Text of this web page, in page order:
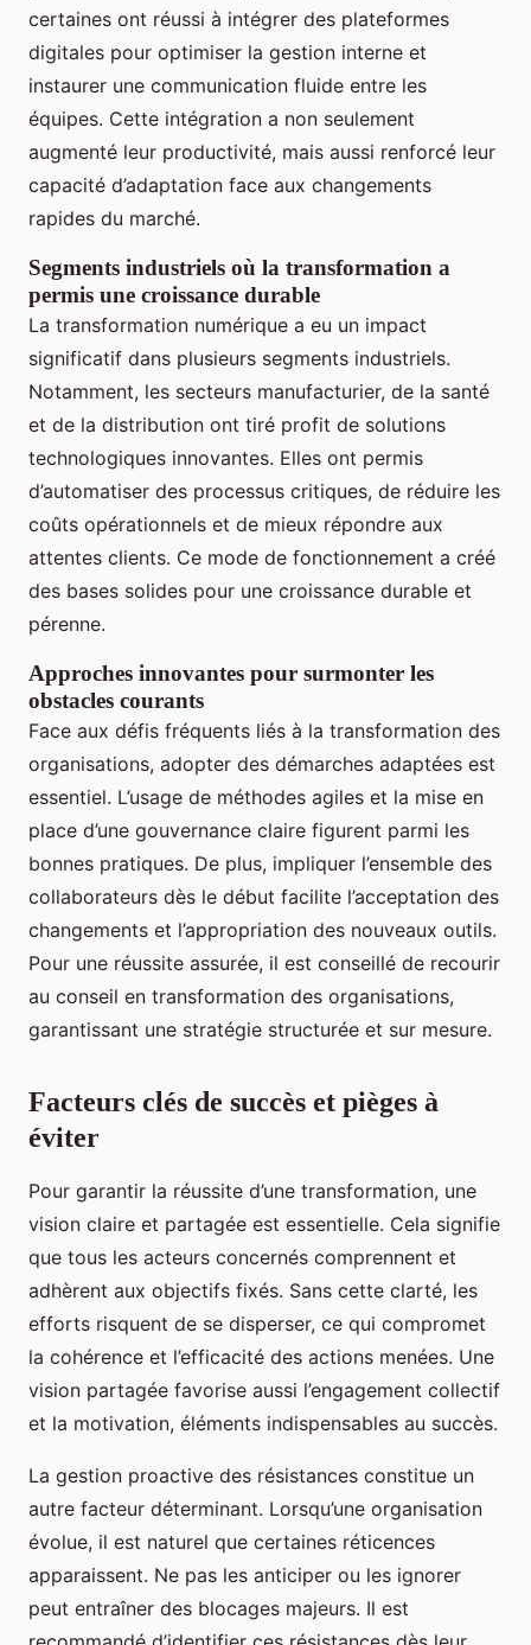
certaines ont réussi à intégrer des plateformes
digitales pour optimiser la gestion interne et
instaurer une communication fluide entre les
équipes. Cette intégration a non seulement
augmenté leur productivité, mais aussi renforcé leur
capacité d’adaptation face aux changements
rapides du marché.
Segments industriels où la transformation a
permis une croissance durable
La transformation numérique a eu un impact
significatif dans plusieurs segments industriels.
Notamment, les secteurs manufacturier, de la santé
et de la distribution ont tiré profit de solutions
technologiques innovantes. Elles ont permis
d’automatiser des processus critiques, de réduire les
coûts opérationnels et de mieux répondre aux
attentes clients. Ce mode de fonctionnement a créé
des bases solides pour une croissance durable et
pérenne.
Approches innovantes pour surmonter les
obstacles courants
Face aux défis fréquents liés à la transformation des
organisations, adopter des démarches adaptées est
essentiel. L’usage de méthodes agiles et la mise en
place d’une gouvernance claire figurent parmi les
bonnes pratiques. De plus, impliquer l’ensemble des
collaborateurs dès le début facilite l’acceptation des
changements et l’appropriation des nouveaux outils.
Pour une réussite assurée, il est conseillé de recourir
au conseil en transformation des organisations,
garantissant une stratégie structurée et sur mesure.
Facteurs clés de succès et pièges à
éviter
Pour garantir la réussite d’une transformation, une
vision claire et partagée est essentielle. Cela signifie
que tous les acteurs concernés comprennent et
adhèrent aux objectifs fixés. Sans cette clarté, les
efforts risquent de se disperser, ce qui compromet
la cohérence et l’efficacité des actions menées. Une
vision partagée favorise aussi l’engagement collectif
et la motivation, éléments indispensables au succès.
La gestion proactive des résistances constitue un
autre facteur déterminant. Lorsqu’une organisation
évolue, il est naturel que certaines réticences
apparaissent. Ne pas les anticiper ou les ignorer
peut entraîner des blocages majeurs. Il est